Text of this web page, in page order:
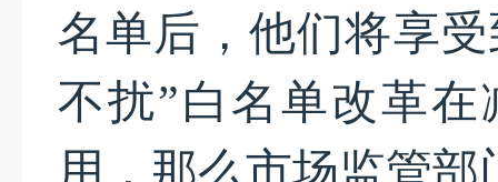
名单后，他们将享
不扰”白名单改革
用，那么市场监管